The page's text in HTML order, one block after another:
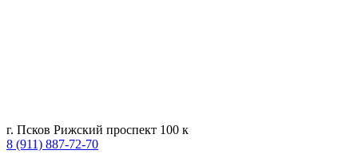
г. Псков Рижский проспект 100 к
8 (911) 887-72-70